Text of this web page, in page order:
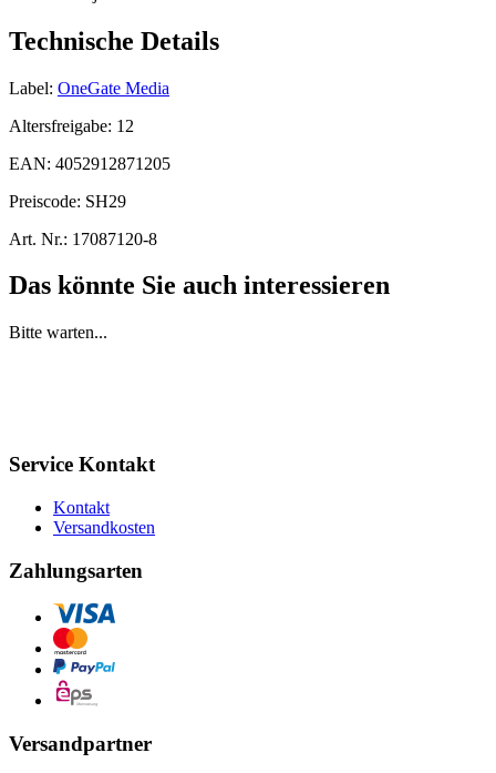
Technische Details
Label: OneGate Media
Altersfreigabe: 12
EAN: 4052912871205
Preiscode: SH29
Art. Nr.: 17087120-8
Das könnte Sie auch interessieren
Bitte warten...
Service Kontakt
Kontakt
Versandkosten
Zahlungsarten
Versandpartner